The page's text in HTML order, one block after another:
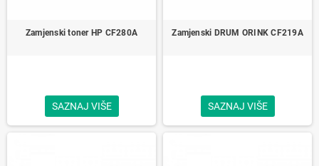
Zamjenski toner HP CF280A
SAZNAJ VIŠE
Zamjenski DRUM ORINK CF219A
SAZNAJ VIŠE